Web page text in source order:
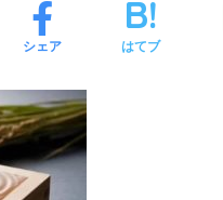
シェア はてブ